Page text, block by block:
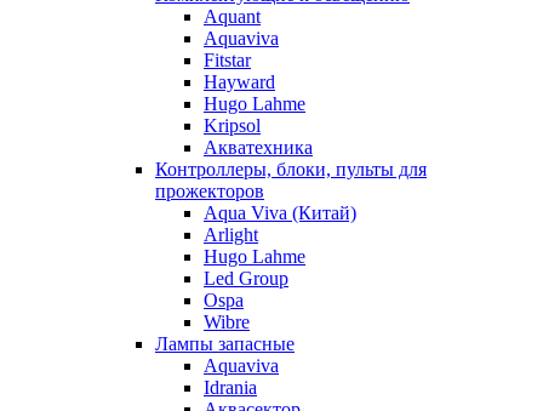
Aquant
Aquaviva
Fitstar
Hayward
Hugo Lahme
Kripsol
Акватехника
Контроллеры, блоки, пульты для
прожекторов
Aqua Viva (Китай)
Arlight
Hugo Lahme
Led Group
Ospa
Wibre
Лампы запасные
Aquaviva
Idrania